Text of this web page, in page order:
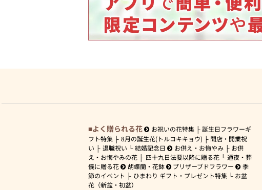
よく贈られる花 お祝いの花特集
誕生日フラワーギ
フト特集
8月の誕生花(トルコキキョウ)
開店・開業祝
い
退職祝い 結婚記念日 お供え・お悔やみ
お供
え・お悔やみの花
四十九日法要以降に贈る花
通夜・葬
儀に贈る花
胡蝶蘭・花鉢 プリザーブドフラワー
季
節のイベント
ひまわり ギフト・プレゼント特集
お盆
花（新盆・初盆）